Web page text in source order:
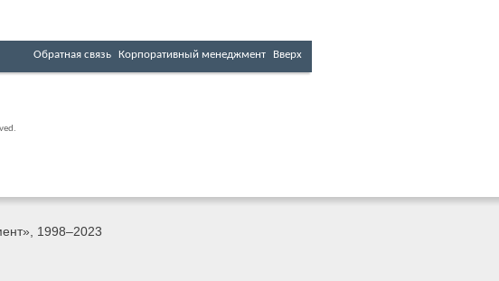
Обратная связь Корпоративный менеджмент Вверх
1998–2023